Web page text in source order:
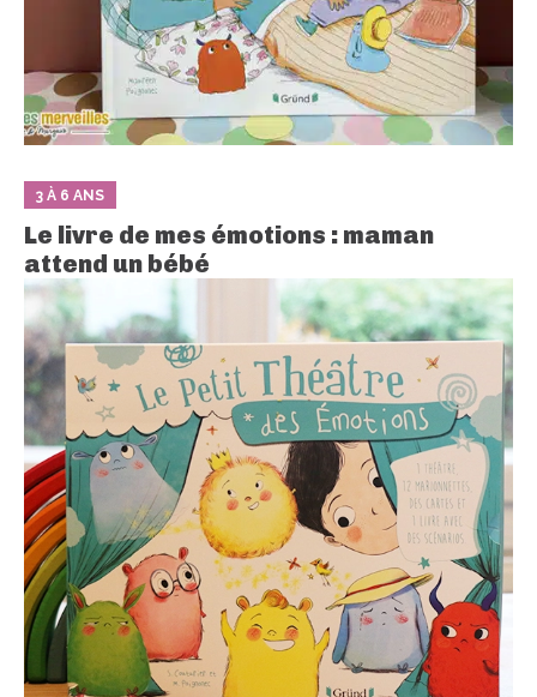
3 À 6 ANS
Le livre de mes émotions : maman
attend un bébé